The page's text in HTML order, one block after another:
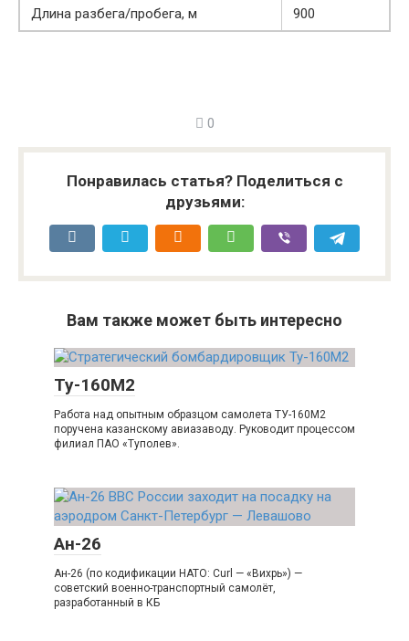
Длина разбега/пробега, м
900
0
Понравилась статья? Поделиться с
друзьями:
Вам также может быть интересно
Ту-160М2
Работа над опытным образцом самолета ТУ-160М2
поручена казанскому авиазаводу. Руководит процессом
филиал ПАО «Туполев».
Ан-26
Ан-26 (по кодификации НАТО: Curl — «Вихрь») —
советский военно-транспортный самолёт,
разработанный в КБ